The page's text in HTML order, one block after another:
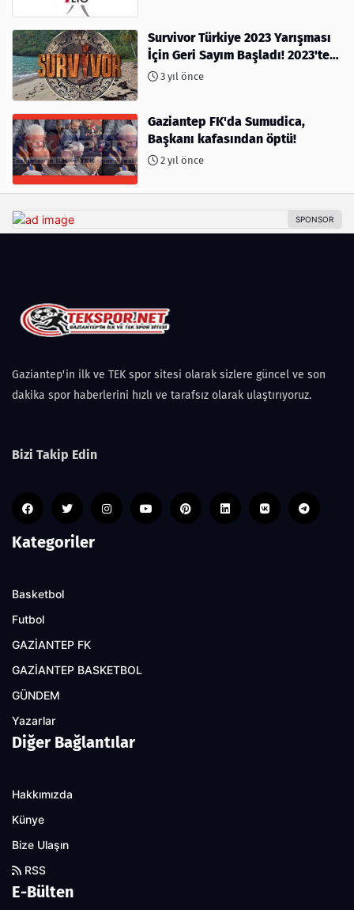
Survivor Türkiye 2023 Yarışması
İçin Geri Sayım Başladı! 2023'te
kimler var?
3 yıl önce
Gaziantep FK'da Sumudica,
Başkanı kafasından öptü!
2 yıl önce
Gaziantep'in ilk ve TEK spor sitesi olarak sizlere güncel ve son
dakika spor haberlerini hızlı ve tarafsız olarak ulaştırıyoruz.
Bizi Takip Edin
Kategoriler
Basketbol
Futbol
GAZİANTEP FK
GAZİANTEP BASKETBOL
GÜNDEM
Yazarlar
Diğer Bağlantılar
Hakkımızda
Künye
Bize Ulaşın
RSS
E-Bülten